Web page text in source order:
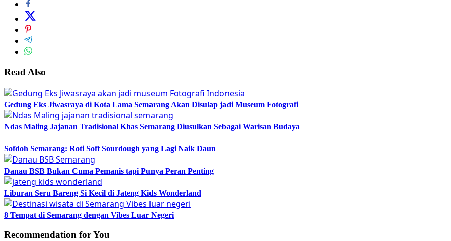
Read Also
Gedung Eks Jiwasraya di Kota Lama Semarang Akan Disulap jadi Museum Fotografi
Ndas Maling Jajanan Tradisional Khas Semarang Diusulkan Sebagai Warisan Budaya
Sofdoh Semarang: Roti Soft Sourdough yang Lagi Naik Daun
Danau BSB Bukan Cuma Pemanis tapi Punya Peran Penting
Liburan Seru Bareng Si Kecil di Jateng Kids Wonderland
8 Tempat di Semarang dengan Vibes Luar Negeri
Recommendation for You